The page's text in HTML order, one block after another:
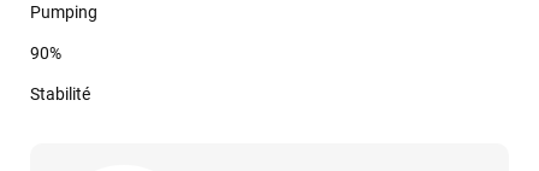
Pumping
90%
Stabilité